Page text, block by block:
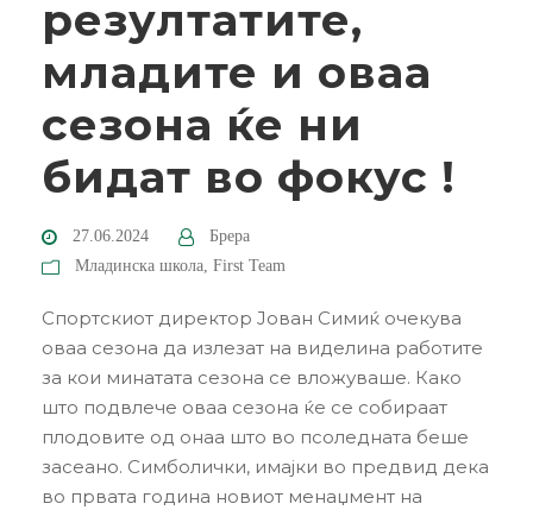
резултатите,
младите и оваа
сезона ќе ни
бидат во фокус !
27.06.2024
Брера
Младинска школа, First Team
Спортскиот директор Јован Симиќ очекува
оваа сезона да излезат на виделина работите
за кои минатата сезона се вложуваше. Како
што подвлече оваа сезона ќе се собираат
плодовите од онаа што во псоледната беше
засеано. Симболички, имајки во предвид дека
во првата година новиот менаџмент на